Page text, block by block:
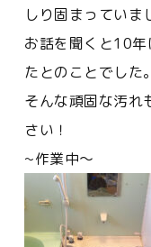
しり固まっていま
お話を聞くと10
たとのことでした。
そんな頑固な汚れ
さい！
~作業中〜